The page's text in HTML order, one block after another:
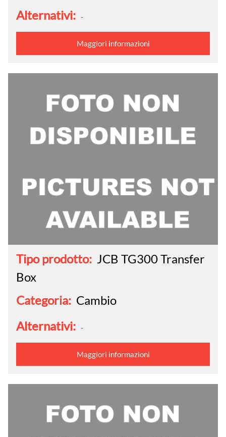
Alternativi: -
Maggiori informazioni
Tipo prodotto: JCB TG300 Transfer
Box
Categoria: Cambio
Alternativi: -
Maggiori informazioni